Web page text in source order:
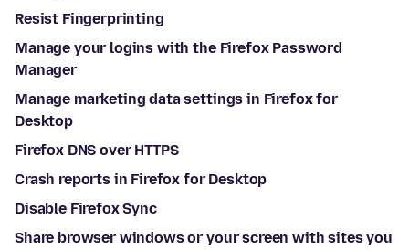
Resist Fingerprinting
Manage your logins with the Firefox Password
Manager
Manage marketing data settings in Firefox for
Desktop
Firefox DNS over HTTPS
Crash reports in Firefox for Desktop
Disable Firefox Sync
Share browser windows or your screen with sites you